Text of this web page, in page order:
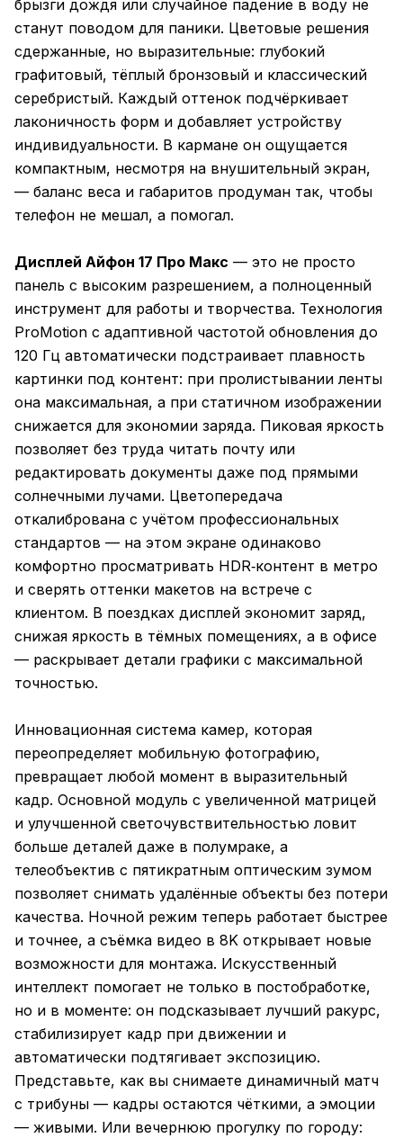
брызги дождя или случайное падение в воду не
станут поводом для паники. Цветовые решения
сдержанные, но выразительные: глубокий
графитовый, тёплый бронзовый и классический
серебристый. Каждый оттенок подчёркивает
лаконичность форм и добавляет устройству
индивидуальности. В кармане он ощущается
компактным, несмотря на внушительный экран,
— баланс веса и габаритов продуман так, чтобы
телефон не мешал, а помогал.
Дисплей Айфон 17 Про Макс — это не просто
панель с высоким разрешением, а полноценный
инструмент для работы и творчества. Технология
ProMotion с адаптивной частотой обновления до
120 Гц автоматически подстраивает плавность
картинки под контент: при пролистывании ленты
она максимальная, а при статичном изображении
снижается для экономии заряда. Пиковая яркость
позволяет без труда читать почту или
редактировать документы даже под прямыми
солнечными лучами. Цветопередача
откалибрована с учётом профессиональных
стандартов — на этом экране одинаково
комфортно просматривать HDR‑контент в метро
и сверять оттенки макетов на встрече с
клиентом. В поездках дисплей экономит заряд,
снижая яркость в тёмных помещениях, а в офисе
— раскрывает детали графики с максимальной
точностью.
Инновационная система камер, которая
переопределяет мобильную фотографию,
превращает любой момент в выразительный
кадр. Основной модуль с увеличенной матрицей
и улучшенной светочувствительностью ловит
больше деталей даже в полумраке, а
телеобъектив с пятикратным оптическим зумом
позволяет снимать удалённые объекты без потери
качества. Ночной режим теперь работает быстрее
и точнее, а съёмка видео в 8K открывает новые
возможности для монтажа. Искусственный
интеллект помогает не только в постобработке,
но и в моменте: он подсказывает лучший ракурс,
стабилизирует кадр при движении и
автоматически подтягивает экспозицию.
Представьте, как вы снимаете динамичный матч
с трибуны — кадры остаются чёткими, а эмоции
— живыми. Или вечернюю прогулку по городу: